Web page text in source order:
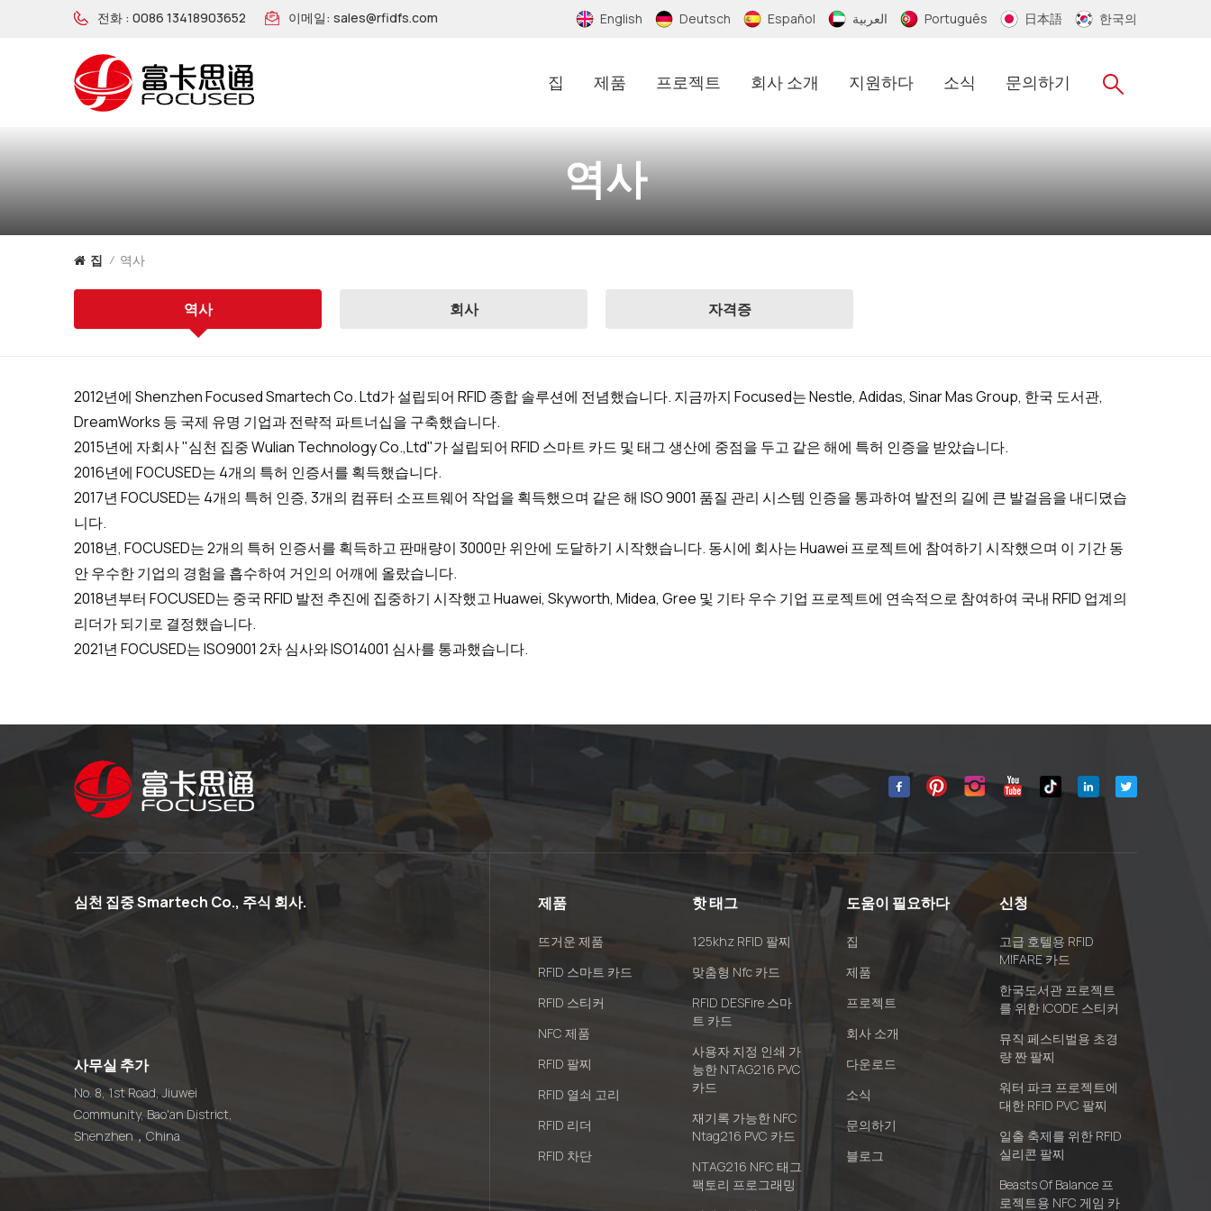
전화 : 0086 13418903652 이메일: sales@rfidfs.com English Deutsch Español العربية Português 日本語 한국의
집 제품 프로젝트 회사 소개 지원하다 소식 문의하기
역사
집 / 역사
역사 회사 자격증
2012년에 Shenzhen Focused Smartech Co. Ltd가 설립되어 RFID 종합 솔루션에 전념했습니다. 지금까지 Focused는 Nestle, Adidas, Sinar Mas Group, 한국 도서관,
DreamWorks 등 국제 유명 기업과 전략적 파트너십을 구축했습니다.
2015년에 자회사 "심천 집중 Wulian Technology Co.,Ltd"가 설립되어 RFID 스마트 카드 및 태그 생산에 중점을 두고 같은 해에 특허 인증을 받았습니다.
2016년에 FOCUSED는 4개의 특허 인증서를 획득했습니다.
2017년 FOCUSED는 4개의 특허 인증, 3개의 컴퓨터 소프트웨어 작업을 획득했으며 같은 해 ISO 9001 품질 관리 시스템 인증을 통과하여 발전의 길에 큰 발걸음을 내디뎠습
니다.
2018년, FOCUSED는 2개의 특허 인증서를 획득하고 판매량이 3000만 위안에 도달하기 시작했습니다. 동시에 회사는 Huawei 프로젝트에 참여하기 시작했으며 이 기간 동
안 우수한 기업의 경험을 흡수하여 거인의 어깨에 올랐습니다.
2018년부터 FOCUSED는 중국 RFID 발전 추진에 집중하기 시작했고 Huawei, Skyworth, Midea, Gree 및 기타 우수 기업 프로젝트에 연속적으로 참여하여 국내 RFID 업계의
리더가 되기로 결정했습니다.
2021년 FOCUSED는 ISO9001 2차 심사와 ISO14001 심사를 통과했습니다.
심천 집중 Smartech Co., 주식 회사.
사무실 추가
No. 8, 1st Road, Jiuwei
Community, Bao'an District,
Shenzhen，China
제품
뜨거운 제품
RFID 스마트 카드
RFID 스티커
NFC 제품
RFID 팔찌
RFID 열쇠 고리
RFID 리더
RFID 차단
핫 태그
125khz RFID 팔찌
맞춤형 Nfc 카드
RFID DESFire 스마
트 카드
사용자 지정 인쇄 가
능한 NTAG216 PVC
카드
재기록 가능한 NFC
Ntag216 PVC 카드
NTAG216 NFC 태그
팩토리 프로그래밍
도움이 필요하다
집
제품
프로젝트
회사 소개
다운로드
소식
문의하기
블로그
신청
고급 호텔용 RFID
MIFARE 카드
한국도서관 프로젝트
를 위한 ICODE 스티커
뮤직 페스티벌용 초경
량 짠 팔찌
워터 파크 프로젝트에
대한 RFID PVC 팔찌
일출 축제를 위한 RFID
실리콘 팔찌
Beasts Of Balance 프
로젝트용 NFC 게임 카